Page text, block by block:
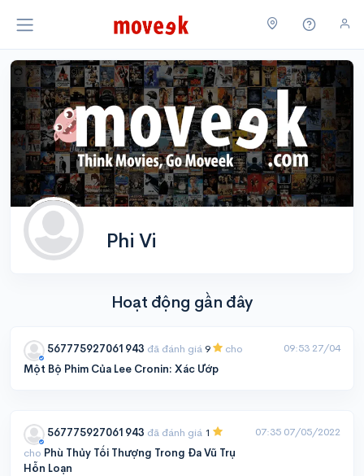
Phi Vi
Hoạt động gần đây
567775927061943 đã đánh giá 9
cho
Một Bộ Phim Của Lee Cronin: Xác Ướp
09:53 27/04
567775927061943 đã đánh giá 1
cho Phù Thủy Tối Thượng Trong Đa Vũ Trụ
Hỗn Loạn
07:35 07/05/2022